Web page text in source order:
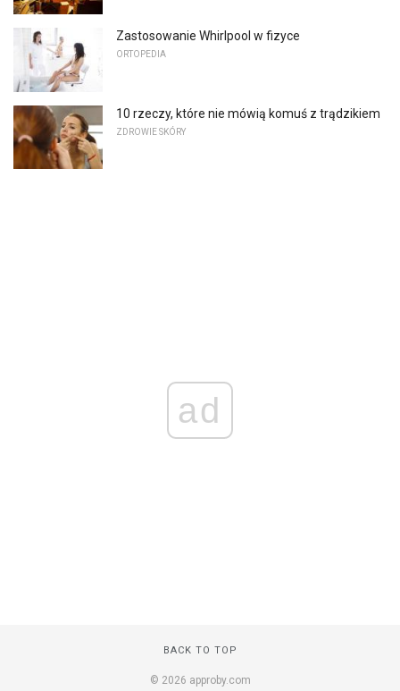
Zastosowanie Whirlpool w fizyce
ORTOPEDIA
10 rzeczy, które nie mówią komuś z trądzikiem
ZDROWIE SKÓRY
ad
BACK TO TOP
© 2026 approby.com